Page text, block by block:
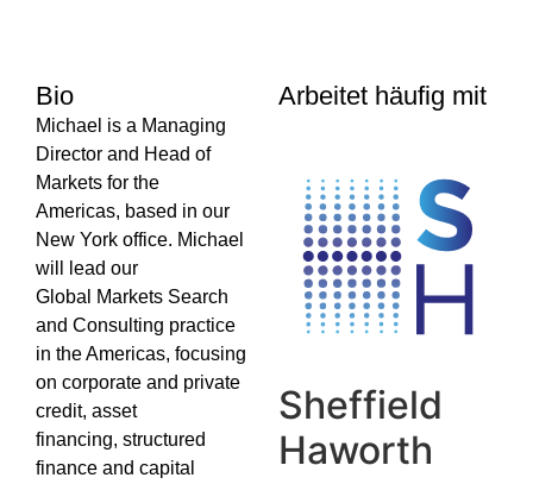
Bio
Michael is a Managing
Director and Head of
Markets for the
Americas, based in our
New York office. Michael
will lead our
Global Markets Search
and Consulting practice
in the Americas, focusing
on corporate and private
credit, asset
financing, structured
finance and capital
Arbeitet häufig mit
Sheffield
Haworth